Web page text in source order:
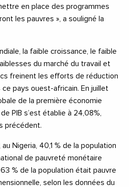
en place des programmes
les pauvres », a souligné la
la faible croissance, le faible
du marché du travail et
freinent les efforts de réduction
pays ouest-africain. En juillet
de la première économie
PIB s’est établie à 24,08%,
précédent.
Nigeria, 40,1 % de la population
de pauvreté monétaire
% de la population était pauvre
selon les données du